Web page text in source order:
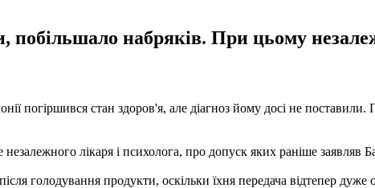
набряків. При цьому
погіршився стан здоров'я, але діагноз йому досі не
лікаря і психолога, про допуск яких раніше заявляв
голодування продукти, оскільки їхня передача відтепер